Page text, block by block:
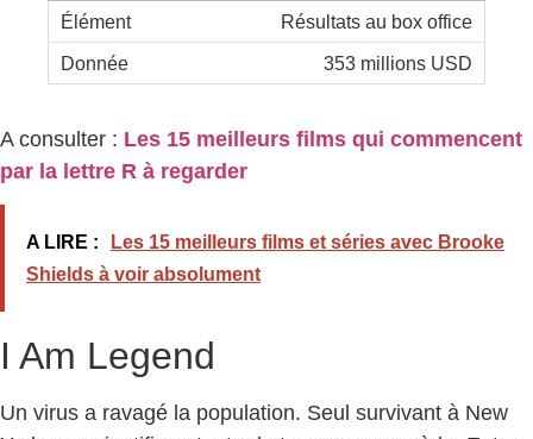
Résultats au box office
353 millions USD
A consulter : Les 15 meilleurs films qui commencent
par la lettre R à regarder
A LIRE :
Les 15 meilleurs films et séries avec Brooke
Shields à voir absolument
I Am Legend
Un virus a ravagé la population. Seul survivant à New